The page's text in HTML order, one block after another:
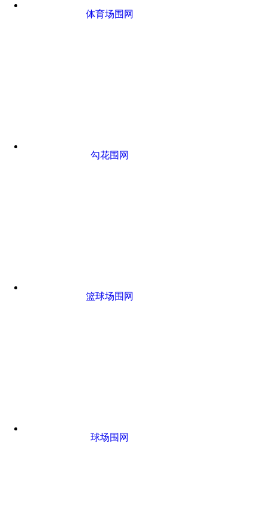
体育场围网
勾花围网
篮球场围网
球场围网